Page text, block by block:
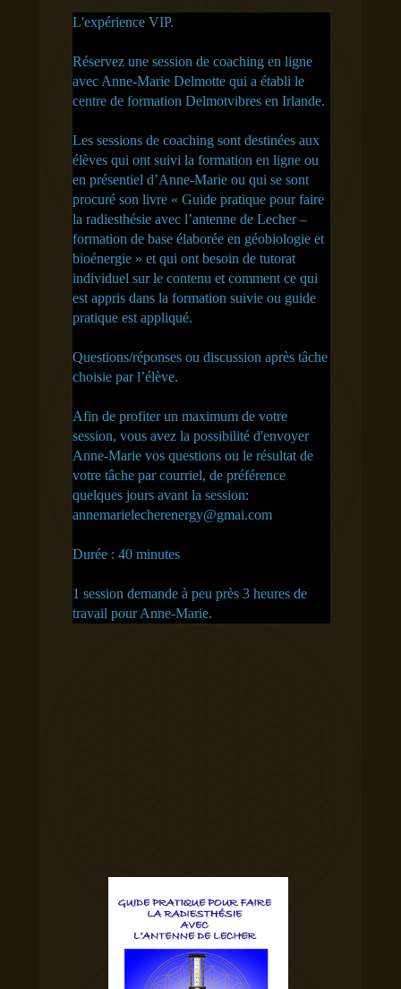
L'expérience VIP.
Réservez une session de coaching en ligne
avec Anne-Marie Delmotte qui a établi le
centre de formation Delmotvibres en Irlande.
Les sessions de coaching sont destinées aux
élèves qui ont suivi la formation en ligne ou
en présentiel d’Anne-Marie ou qui se sont
procuré son livre « Guide pratique pour faire
la radiesthésie avec l’antenne de Lecher –
formation de base élaborée en géobiologie et
bioénergie » et qui ont besoin de tutorat
individuel sur le contenu et comment ce qui
est appris dans la formation suivie ou guide
pratique est appliqué.
Questions/réponses ou discussion après tâche
choisie par l’élève.
Afin de profiter un maximum de votre
session, vous avez la possibilité d'envoyer
Anne-Marie vos questions ou le résultat de
votre tâche par courriel, de préférence
quelques jours avant la session:
annemarielecherenergy@gmai.com
Durée : 40 minutes
1 session demande à peu près 3 heures de
travail pour Anne-Marie.